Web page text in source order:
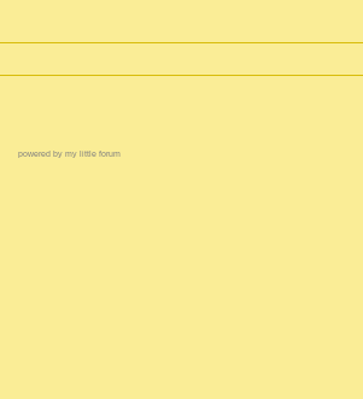
powered by my little forum